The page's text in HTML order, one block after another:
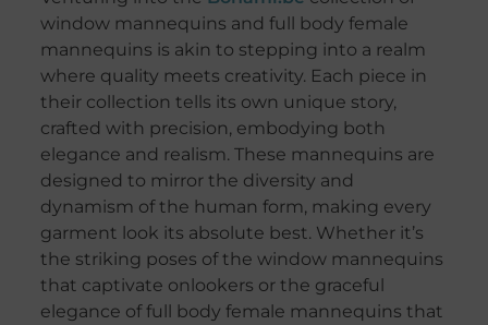
window mannequins and full body female
mannequins is akin to stepping into a realm
where quality meets creativity. Each piece in
their collection tells its own unique story,
crafted with precision, embodying both
elegance and realism. These mannequins are
designed to mirror the diversity and
dynamism of the human form, making every
garment look its absolute best. Whether it’s
the striking poses of the window mannequins
that captivate onlookers or the graceful
elegance of full body female mannequins that